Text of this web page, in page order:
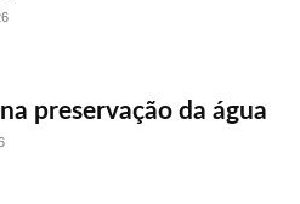
preservação da água